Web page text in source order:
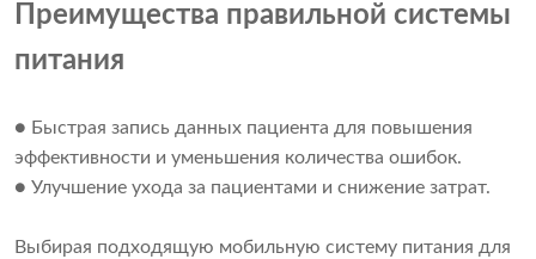
Преимущества правильной системы
питания
● Быстрая запись данных пациента для повышения
эффективности и уменьшения количества ошибок.
● Улучшение ухода за пациентами и снижение затрат.
Выбирая подходящую мобильную систему питания для